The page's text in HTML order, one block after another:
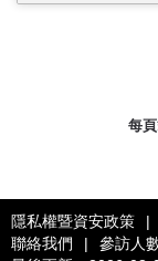
每
隱私權暨資安政策 |
聯絡我們
| 參訪人